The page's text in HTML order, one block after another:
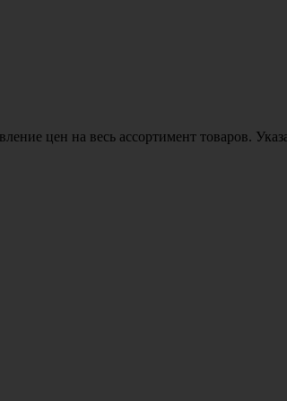
цен на весь ассортимент товаров.